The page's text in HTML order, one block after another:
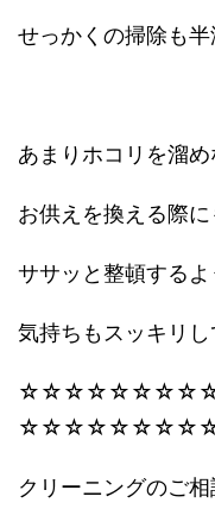
せっかくの掃除も半
あまりホコリを溜め
お供えを換える際に
ササッと整頓するよ
気持ちもスッキリ
クリーニングのご